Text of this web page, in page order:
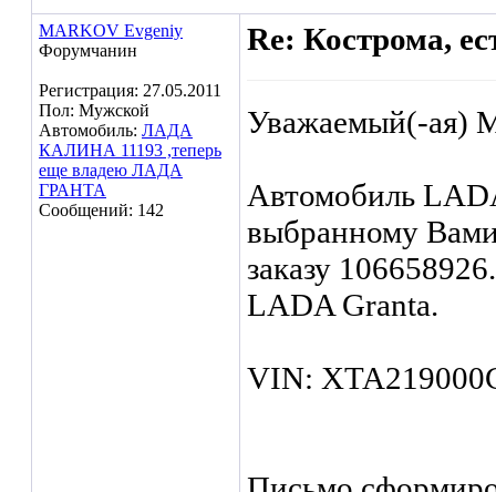
MARKOV Evgeniy
Форумчанин
Регистрация: 27.05.2011
Пол: Мужской
Автомобиль: ЛАДА
КАЛИНА 11193 ,теперь
еще владею ЛАДА
ГРАНТА
Сообщений: 142
Re: Кострома,
Уважаемый(-ая)
Автомобиль
выбранному
заказу
LADA Granta.
VIN: